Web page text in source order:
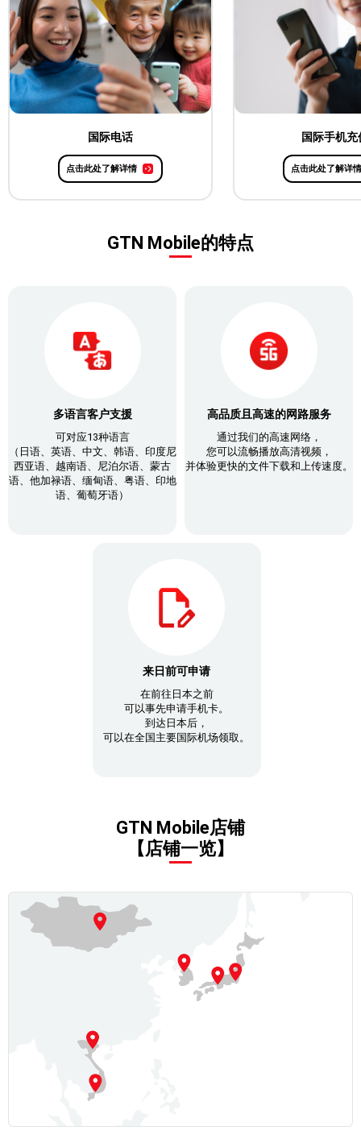
国际电话
点击此处了解详情
国际手机充
点击此处了解详情
GTN Mobile的特点
多语言客户支援
可对应13种语言
（日语、英语、中文、韩语、印度尼
西亚语、越南语、尼泊尔语、蒙古
语、他加禄语、缅甸语、粤语、印地
语、葡萄牙语）
高品质且高速的网路服务
通过我们的高速网络，
您可以流畅播放高清视频，
并体验更快的文件下载和上传速度。
来日前可申请
在前往日本之前
可以事先申请手机卡。
到达日本后，
可以在全国主要国际机场领取。
GTN Mobile店铺
【店铺一览】